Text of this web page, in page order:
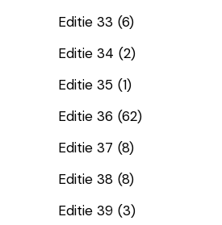
Editie 33 (6)
Editie 34 (2)
Editie 35 (1)
Editie 36 (62)
Editie 37 (8)
Editie 38 (8)
Editie 39 (3)